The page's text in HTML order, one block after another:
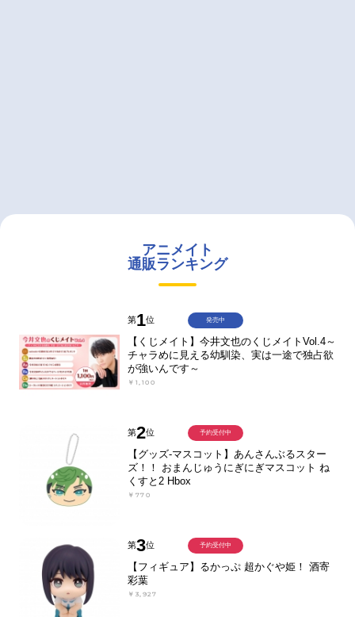
アニメイト
通販ランキング
第1位
【くじメイト】今井文也のくじメイトVol.4～
チャラめに見える幼馴染、実は一途で独占欲
が強いんです～
￥1,100
発売中
第2位
【グッズ-マスコット】あんさんぶるスター
ズ！！ おまんじゅうにぎにぎマスコット ね
くすと2 Hbox
￥770
予約受付中
第3位
【フィギュア】るかっぷ 超かぐや姫！ 酒寄
彩葉
￥3,927
予約受付中